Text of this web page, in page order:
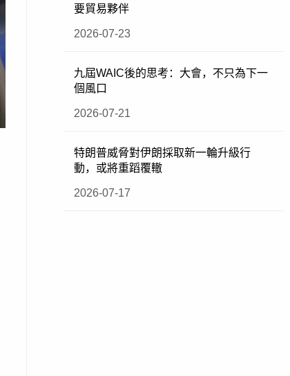
要貿易夥伴
2026-07-23
九屆WAIC後的思考：大會，不只為下一
個風口
2026-07-21
特朗普威脅對伊朗採取新一輪升級行
動，或將重蹈覆轍
2026-07-17